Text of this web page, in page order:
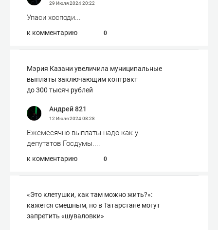
29 Июля 202420:22
Упаси хосподи...
к комментарию 0
Мэрия Казани увеличила муниципальные
выплаты заключающим контракт
до 300 тысяч рублей
Андрей 821
12 Июля 202408:28
Ежемесячно выплаты надо как у
депутатов Госдумы....
к комментарию 0
«Это клетушки, как там можно жить?»:
кажется смешным, но в Татарстане могут
запретить «шуваловки»